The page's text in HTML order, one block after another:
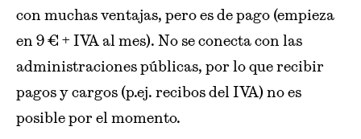
con muchas ventajas, pero es de pago (empieza
en 9 € + IVA al mes). No se conecta con las
administraciones públicas, por lo que recibir
pagos y cargos (p.ej. recibos del IVA) no es
posible por el momento.